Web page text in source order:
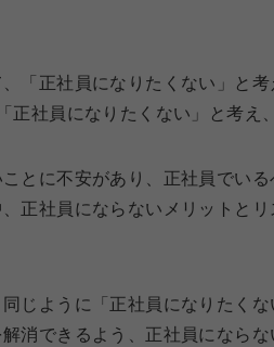
「正社員になりたくない」と
社員になりたくない」と考え
とに不安があり、正社員でい
正社員にならないメリットと
じように「正社員になりたく
消できるよう、正社員になら